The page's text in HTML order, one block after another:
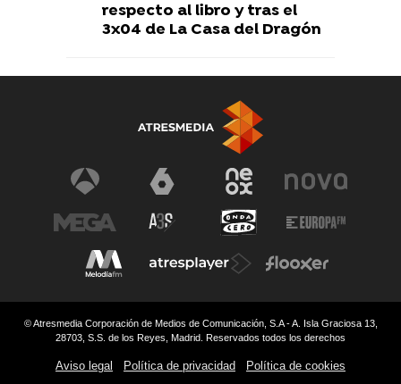
respecto al libro y tras el
3x04 de La Casa del Dragón
© Atresmedia Corporación de Medios de Comunicación, S.A - A. Isla Graciosa 13,
28703, S.S. de los Reyes, Madrid. Reservados todos los derechos
Aviso legal Política de privacidad Política de cookies